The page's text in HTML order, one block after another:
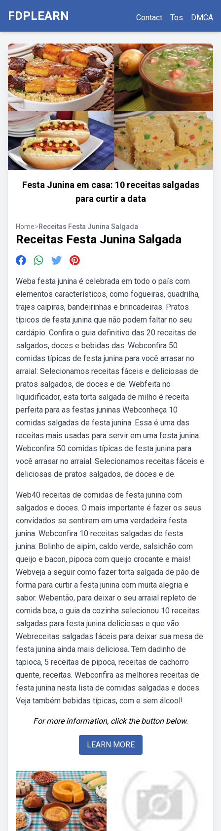
FDPLEARN Contact Tos DMCA
Festa Junina em casa: 10 receitas salgadas
para curtir a data
Home>Receitas Festa Junina Salgada
Receitas Festa Junina Salgada
Weba festa junina é celebrada em todo o país com
elementos característicos, como fogueiras, quadrilha,
trajes caipiras, bandeirinhas e brincadeiras. Pratos
típicos de festa junina que não podem faltar no seu
cardápio. Confira o guia definitivo das 20 receitas de
salgados, doces e bebidas das. Webconfira 50
comidas típicas de festa junina para você arrasar no
arraial: Selecionamos receitas fáceis e deliciosas de
pratos salgados, de doces e de. Webfeita no
liquidificador, esta torta salgada de milho é receita
perfeita para as festas juninas Webconheça 10
comidas salgadas de festa junina. Essa é uma das
receitas mais usadas para servir em uma festa junina.
Webconfira 50 comidas típicas de festa junina para
você arrasar no arraial: Selecionamos receitas fáceis e
deliciosas de pratos salgados, de doces e de.
Web40 receitas de comidas de festa junina com
salgados e doces. O mais importante é fazer os seus
convidados se sentirem em uma verdadeira festa
junina. Webconfira 10 receitas salgadas de festa
junina: Bolinho de aipim, caldo verde, salsichão com
queijo e bacon, pipoca com queijo crocante e mais!
Webveja a seguir como fazer torta salgada de pão de
forma para curtir a festa junina com muita alegria e
sabor. Webentão, para deixar o seu arraial repleto de
comida boa, o guia da cozinha selecionou 10 receitas
salgadas para festa junina deliciosas e que vão.
Webreceitas salgadas fáceis para deixar sua mesa de
festa junina ainda mais deliciosa. Tem dadinho de
tapioca, 5 receitas de pipoca, receitas de cachorro
quente, receitas. Webconfira as melhores receitas de
festa junina nesta lista de comidas salgadas e doces.
Veja também bebidas típicas, com e sem álcool!
For more information, click the button below.
LEARN MORE